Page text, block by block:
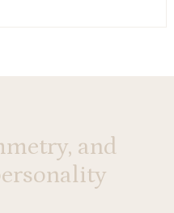
and